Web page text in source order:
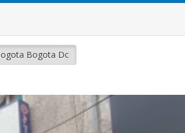
Bogota Dc